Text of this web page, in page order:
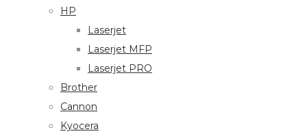
HP
Laserjet
Laserjet MFP
Laserjet PRO
Brother
Cannon
Kyocera